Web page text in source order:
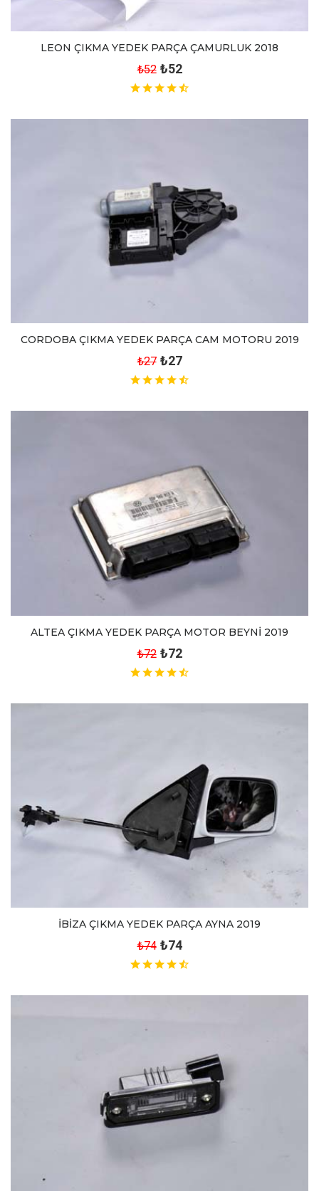
LEON ÇIKMA YEDEK PARÇA ÇAMURLUK 2018
₺52 ₺52
CORDOBA ÇIKMA YEDEK PARÇA CAM MOTORU 2019
₺27 ₺27
ALTEA ÇIKMA YEDEK PARÇA MOTOR BEYNİ 2019
₺72 ₺72
İBİZA ÇIKMA YEDEK PARÇA AYNA 2019
₺74 ₺74